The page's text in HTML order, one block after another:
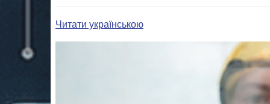
Читати українською